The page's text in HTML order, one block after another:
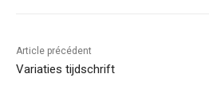
Article précédent
Variaties tijdschrift